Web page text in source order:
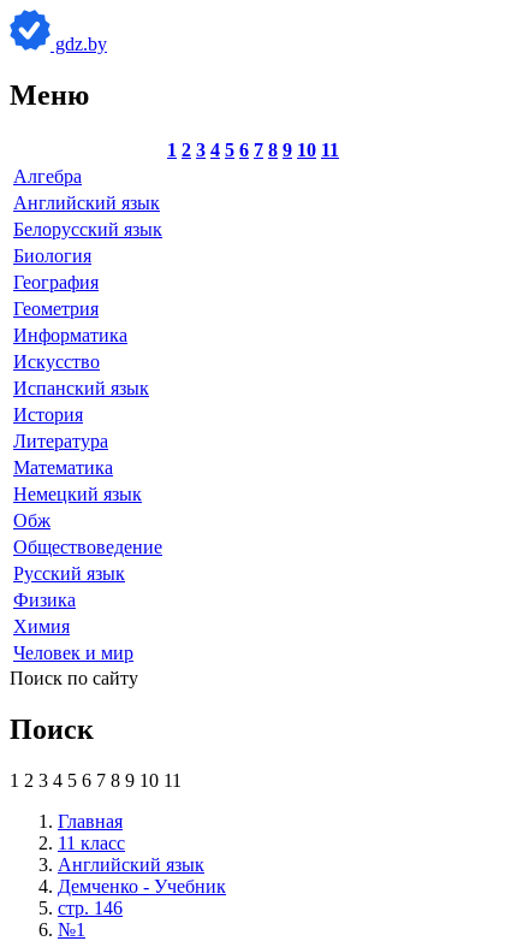
gdz.by
Меню
1 2 3 4 5 6 7 8 9 10 11
Алгебра
Английский язык
Белорусский язык
Биология
География
Геометрия
Информатика
Искусство
Испанский язык
История
Литература
Математика
Немецкий язык
Обж
Обществоведение
Русский язык
Физика
Химия
Человек и мир
Поиск по сайту
Поиск
1 2 3 4 5 6 7 8 9 10 11
Главная
11 класс
Английский язык
Демченко - Учебник
стр. 146
№1